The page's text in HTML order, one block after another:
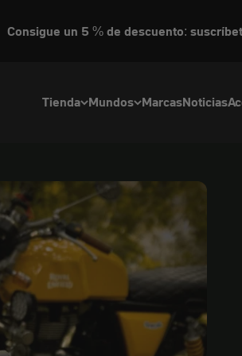
Consigue un 5 % de descuento:
Tienda Mundos MarcasNoticias